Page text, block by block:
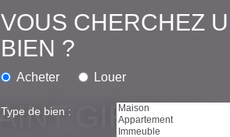
VOUS CHERCHEZ UN
Acheter
Type de bien :
- APPARTEMENT